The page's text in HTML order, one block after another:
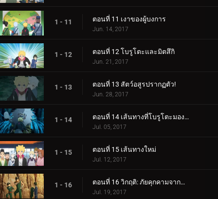
1 - 11 ตอนที่ 11 เงาของผู้บงการ
Jun. 14, 2017
1 - 12 ตอนที่ 12 โบรูโตะและมิตสึกิ
Jun. 21, 2017
1 - 13 ตอนที่ 13 สัตว์อสูรปรากฏตัว!
Jun. 28, 2017
1 - 14 ตอนที่ 14 เส้นทางที่โบรูโตะมองเห็น
Jul. 05, 2017
1 - 15 ตอนที่ 15 เส้นทางใหม่
Jul. 12, 2017
1 - 16 ตอนที่ 16 วิกฤติ: ภัยคุกคามจากความล้มเหลว!
Jul. 19, 2017